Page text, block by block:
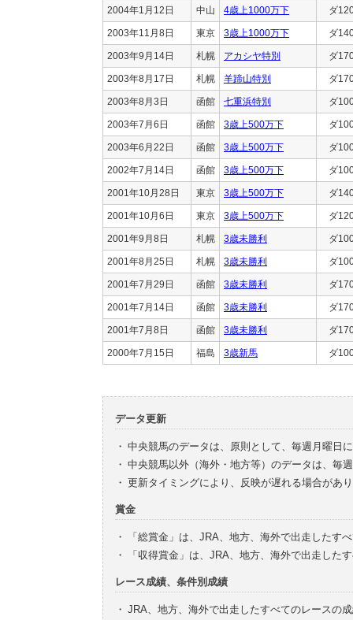
2004年1月12日 中山 4歳上1000万下 ダ
2003年11月8日 東京 3歳上1000万下 ダ
2003年9月14日 札幌 アカシヤ特別 ダ
2003年8月17日 札幌 羊蹄山特別 ダ
2003年8月3日 函館 七重浜特別 ダ
2003年7月6日 函館 3歳上500万下 ダ
2003年6月22日 函館 3歳上500万下 ダ
2002年7月14日 函館 3歳上500万下 ダ
2001年10月28日 東京 3歳上500万下 ダ
2001年10月6日 東京 3歳上500万下 ダ
2001年9月8日 札幌 3歳未勝利 ダ
2001年8月25日 札幌 3歳未勝利 ダ
2001年7月29日 函館 3歳未勝利 ダ
2001年7月14日 函館 3歳未勝利 ダ
2001年7月8日 函館 3歳未勝利 ダ
2000年7月15日 福島 3歳新馬 ダ
データ更新
・ 中央競馬のデータは、原則として、毎週月曜日
・ 中央競馬以外（海外・地方等）のデータは、毎
・ 更新タイミングにより、反映が遅れる場合があ
賞金
・
「総賞金」は、JRA、地方、海外で出走したす
・
「収得賞金」は、JRA、地方、海外で出走した
レース成績、条件別成績
・ JRA、地方、海外で出走したすべてのレースの